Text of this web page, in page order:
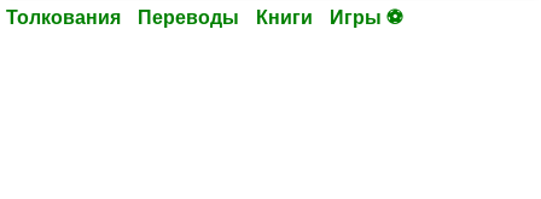
Толкования Переводы Книги Игры ⚽